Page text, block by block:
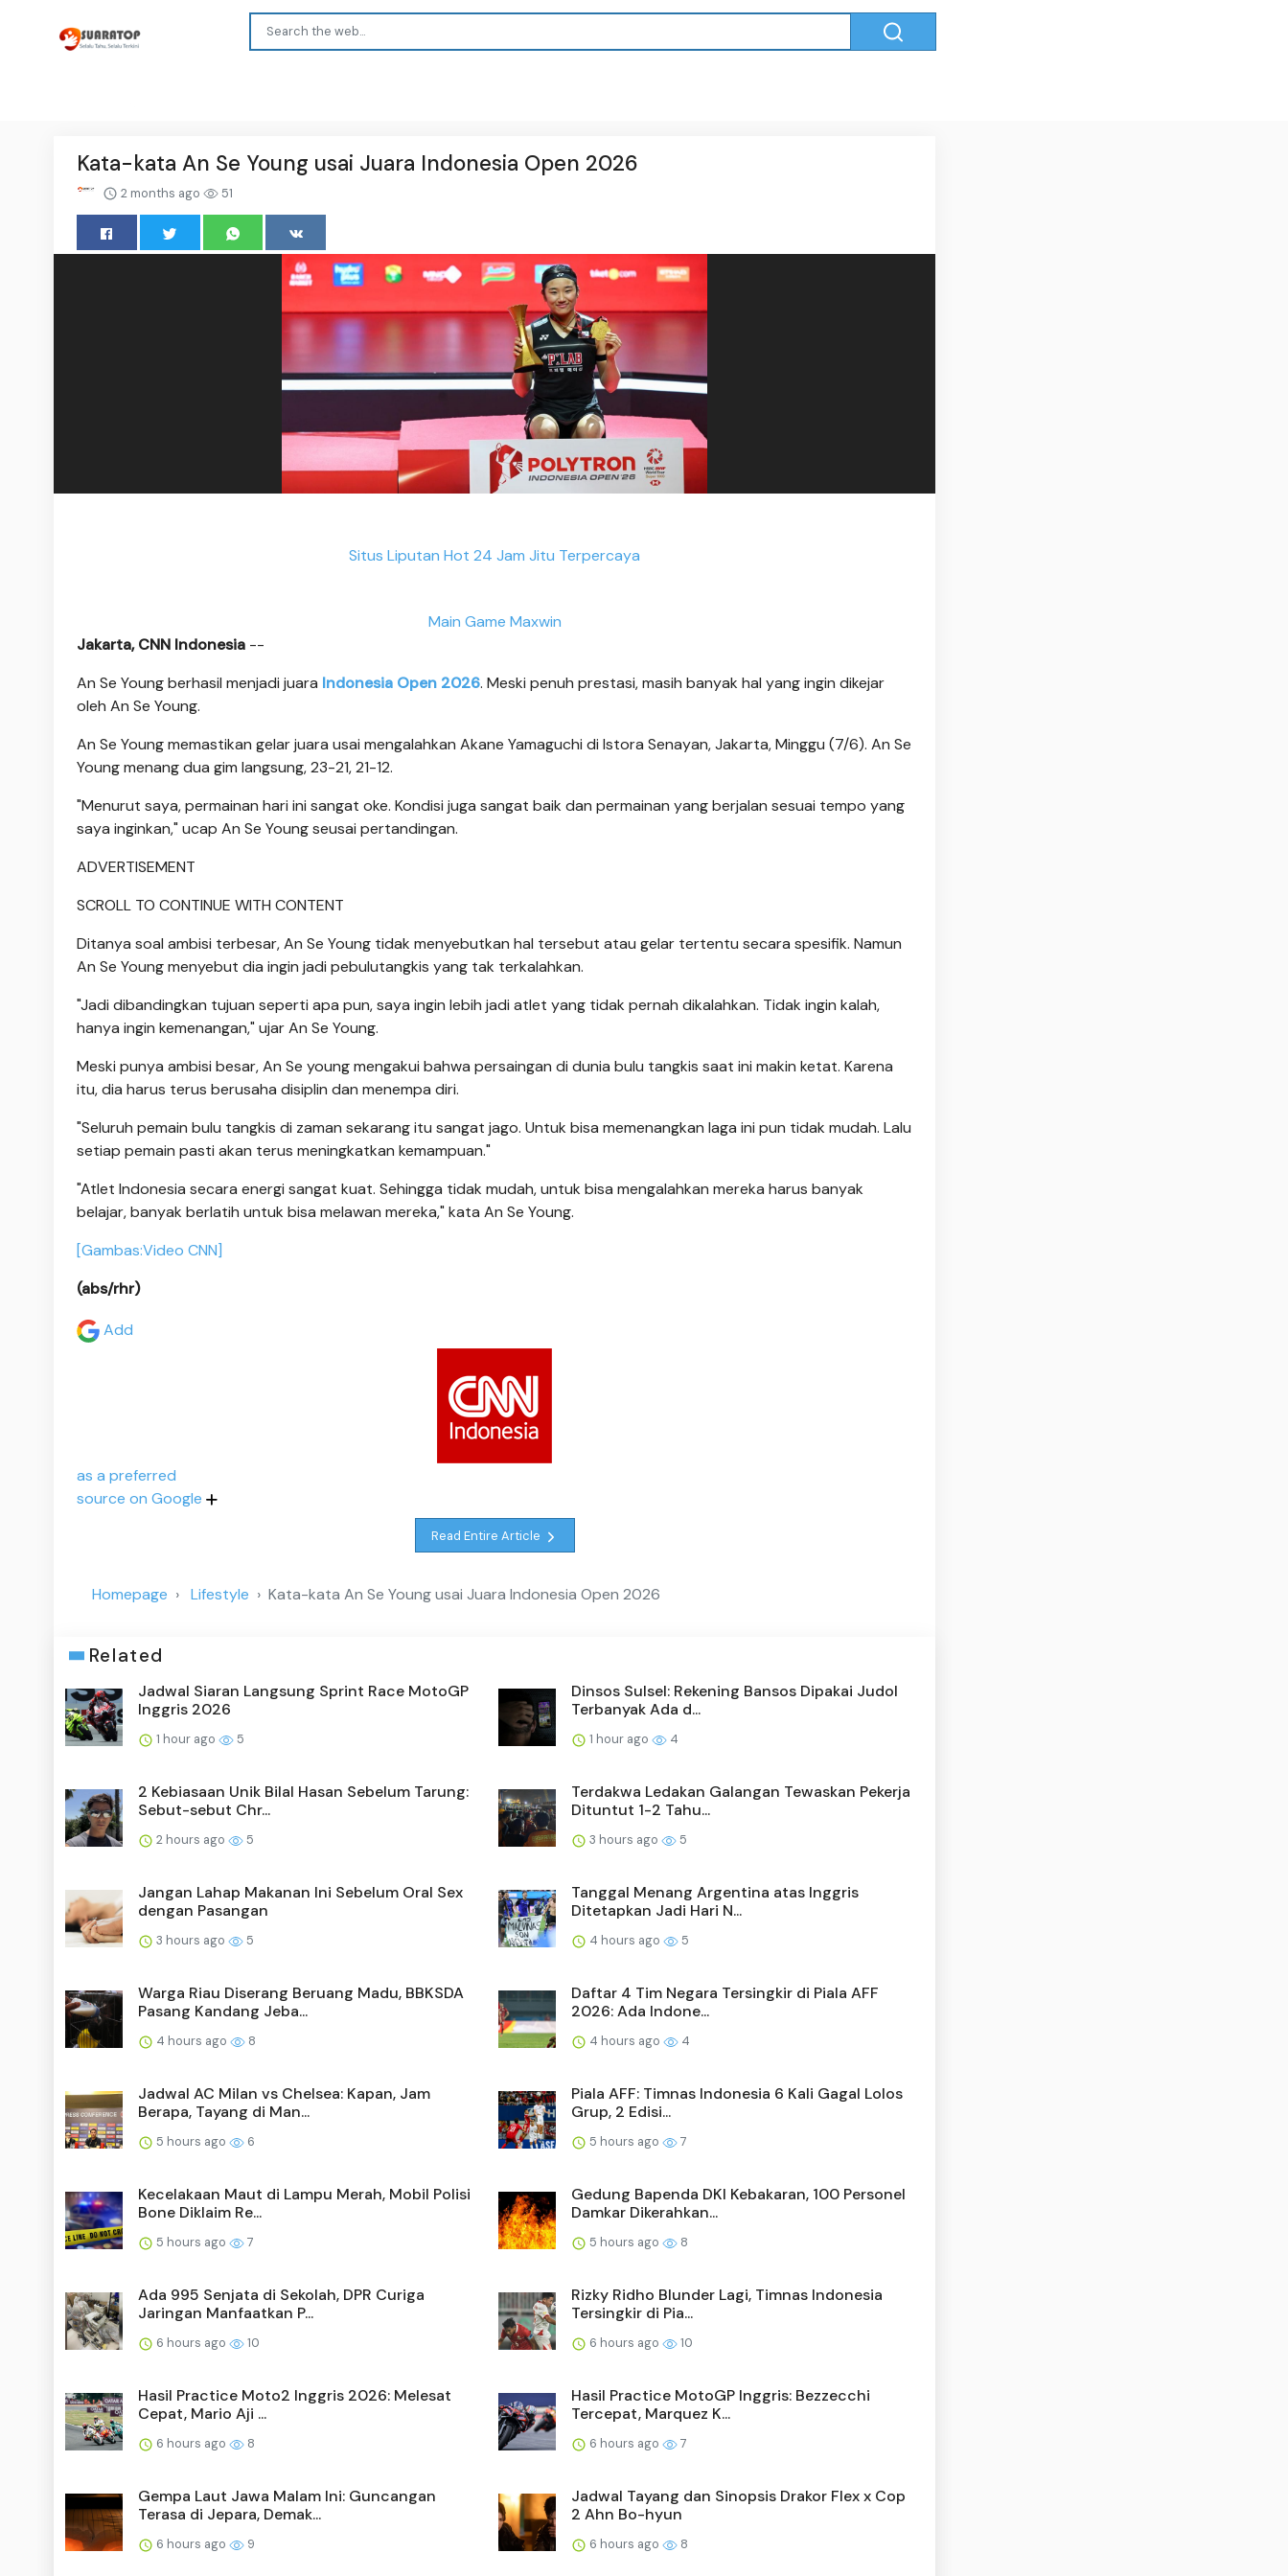
Kata-kata An Se Young usai Juara Indonesia Open 2026
2 months ago 51
Situs Liputan Hot 24 Jam Jitu Terpercaya
Main Game Maxwin
Jakarta, CNN Indonesia --
An Se Young berhasil menjadi juara Indonesia Open 2026. Meski penuh prestasi, masih banyak hal yang ingin dikejar
oleh An Se Young.
An Se Young memastikan gelar juara usai mengalahkan Akane Yamaguchi di Istora Senayan, Jakarta, Minggu (7/6). An Se
Young menang dua gim langsung, 23-21, 21-12.
"Menurut saya, permainan hari ini sangat oke. Kondisi juga sangat baik dan permainan yang berjalan sesuai tempo yang
saya inginkan," ucap An Se Young seusai pertandingan.
ADVERTISEMENT
SCROLL TO CONTINUE WITH CONTENT
Ditanya soal ambisi terbesar, An Se Young tidak menyebutkan hal tersebut atau gelar tertentu secara spesifik. Namun
An Se Young menyebut dia ingin jadi pebulutangkis yang tak terkalahkan.
"Jadi dibandingkan tujuan seperti apa pun, saya ingin lebih jadi atlet yang tidak pernah dikalahkan. Tidak ingin kalah,
hanya ingin kemenangan," ujar An Se Young.
Meski punya ambisi besar, An Se young mengakui bahwa persaingan di dunia bulu tangkis saat ini makin ketat. Karena
itu, dia harus terus berusaha disiplin dan menempa diri.
"Seluruh pemain bulu tangkis di zaman sekarang itu sangat jago. Untuk bisa memenangkan laga ini pun tidak mudah. Lalu
setiap pemain pasti akan terus meningkatkan kemampuan."
"Atlet Indonesia secara energi sangat kuat. Sehingga tidak mudah, untuk bisa mengalahkan mereka harus banyak
belajar, banyak berlatih untuk bisa melawan mereka," kata An Se Young.
[Gambas:Video CNN]
(abs/rhr)
Add
as a preferred
source on Google
Read Entire Article
Homepage Lifestyle Kata-kata An Se Young usai Juara Indonesia Open 2026
Related
Jadwal Siaran Langsung Sprint Race MotoGP
Inggris 2026
1 hour ago 5
Dinsos Sulsel: Rekening Bansos Dipakai Judol
Terbanyak Ada d...
1 hour ago 4
2 Kebiasaan Unik Bilal Hasan Sebelum Tarung:
Sebut-sebut Chr...
2 hours ago 5
Terdakwa Ledakan Galangan Tewaskan Pekerja
Dituntut 1-2 Tahu...
3 hours ago 5
Jangan Lahap Makanan Ini Sebelum Oral Sex
dengan Pasangan
3 hours ago 5
Tanggal Menang Argentina atas Inggris
Ditetapkan Jadi Hari N...
4 hours ago 5
Warga Riau Diserang Beruang Madu, BBKSDA
Pasang Kandang Jeba...
4 hours ago 8
Daftar 4 Tim Negara Tersingkir di Piala AFF
2026: Ada Indone...
4 hours ago 4
Jadwal AC Milan vs Chelsea: Kapan, Jam
Berapa, Tayang di Man...
5 hours ago 6
Piala AFF: Timnas Indonesia 6 Kali Gagal Lolos
Grup, 2 Edisi...
5 hours ago 7
Kecelakaan Maut di Lampu Merah, Mobil Polisi
Bone Diklaim Re...
5 hours ago 7
Gedung Bapenda DKI Kebakaran, 100 Personel
Damkar Dikerahkan...
5 hours ago 8
Ada 995 Senjata di Sekolah, DPR Curiga
Jaringan Manfaatkan P...
6 hours ago 10
Rizky Ridho Blunder Lagi, Timnas Indonesia
Tersingkir di Pia...
6 hours ago 10
Hasil Practice Moto2 Inggris 2026: Melesat
Cepat, Mario Aji ...
6 hours ago 8
Hasil Practice MotoGP Inggris: Bezzecchi
Tercepat, Marquez K...
6 hours ago 7
Gempa Laut Jawa Malam Ini: Guncangan
Terasa di Jepara, Demak...
6 hours ago 9
Jadwal Tayang dan Sinopsis Drakor Flex x Cop
2 Ahn Bo-hyun
6 hours ago 8